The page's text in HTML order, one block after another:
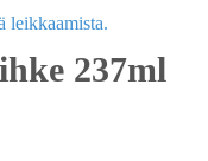
237ml